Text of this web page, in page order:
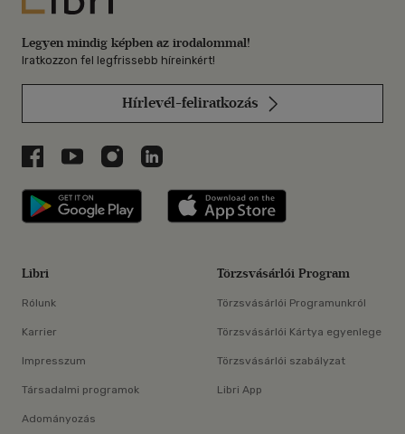
Legyen mindig képben az irodalommal!
Iratkozzon fel legfrissebb híreinkért!
Hírlevél-feliratkozás
Libri a Facebookon
Libri a Youtube-on
Libri az Instagramon
Libri a LinkedInen
Libri applikáció Szerezd meg: Google
Libri
Rólunk
Karrier
Impresszum
Társadalmi programok
Adományozás
Törzsvásárlói Program
Törzsvásárlói Programunkról
Törzsvásárlói Kártya egyenlege
Törzsvásárlói szabályzat
Libri App